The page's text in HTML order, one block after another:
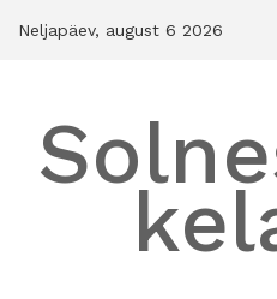
Neljapäev, august 6 2026